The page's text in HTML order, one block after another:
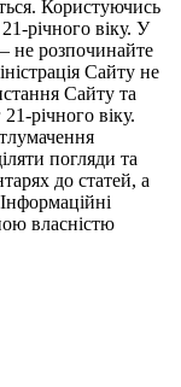
Користуючись
річного віку. У
не розпочинайте
Сайту не
Сайту та
річного віку.
тлумачення
погляди та
до статей, а
власністю